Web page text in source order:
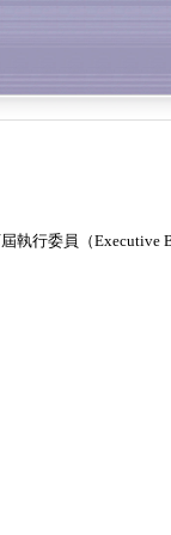
執行委員（Executive